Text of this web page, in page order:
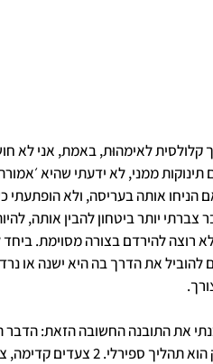
קלולסית לאימהוּת, באמת, אני לא
תינוקות ממני, לא ידעתי שהיא
הניחו אותה בעריסה, ולא
יותר ביטחון להבין אותה,
רוצה להירדם בצורה מסוימת.
להוביל את הדרך בה היא ישנה או
הבנתי את התובנה החשובה הזאת:
תהליך שקורה לתינוק הוא